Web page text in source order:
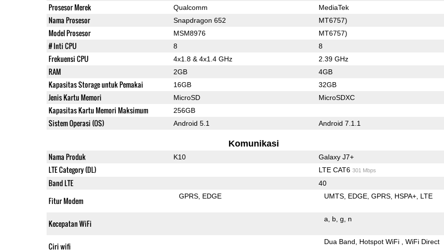
Prosesor Merek Qualcomm MediaTek
Nama Prosesor Snapdragon 652 MT6757)
Model Prosesor MSM8976 MT6757)
# Inti CPU 8 8
Frekuensi CPU 4x1.8 & 4x1.4 GHz 2.39 GHz
RAM 2GB 4GB
Kapasitas Storage untuk Pemakai 16GB 32GB
Jenis Kartu Memori MicroSD MicroSDXC
Kapasitas Kartu Memori Maksimum 256GB
Sistem Operasi (OS) Android 5.1 Android 7.1.1
Komunikasi
Nama Produk K10 Galaxy J7+
LTE Category (DL) LTE CAT6 301 Mbps
Band LTE 40
Fitur Modem GPRS EDGE UMTS EDGE GPRS HSPA+ LTE
Kecepatan WiFi a b g n
Ciri wifi Dua Band Hotspot WiFi WiFi Direct